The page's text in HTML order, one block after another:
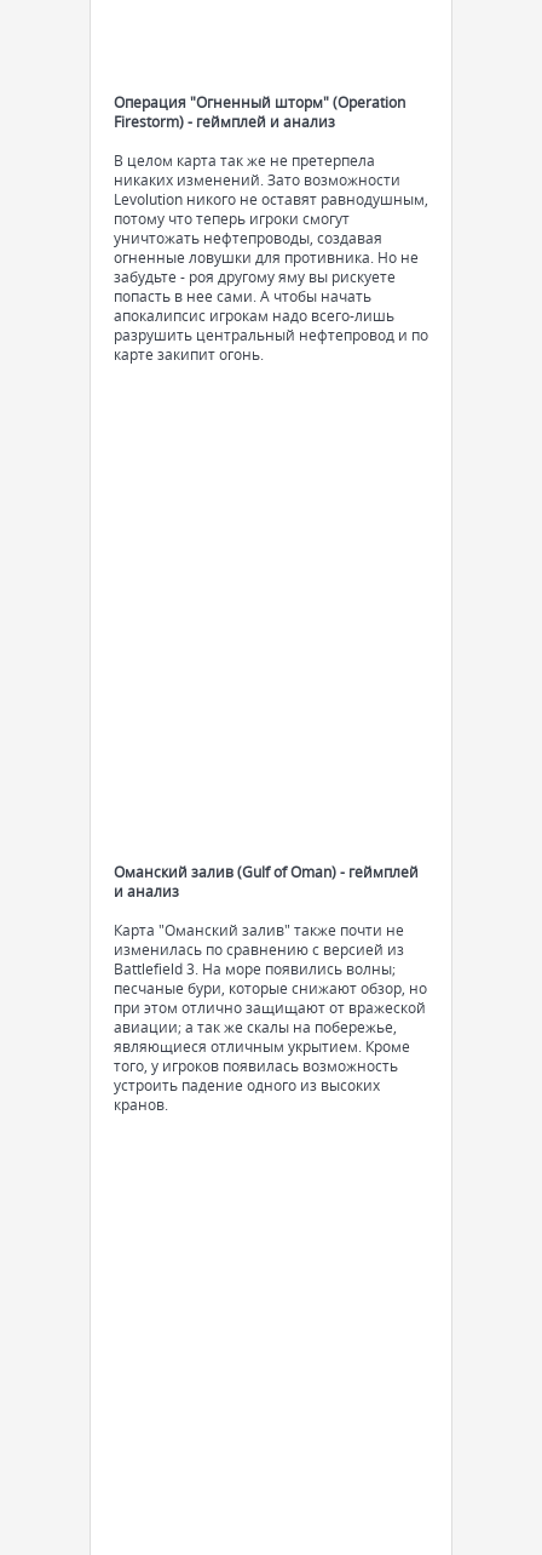
Операция "Огненный шторм" (Operation
Firestorm) - геймплей и анализ
В целом карта так же не претерпела
никаких изменений. Зато возможности
Levolution никого не оставят равнодушным,
потому что теперь игроки смогут
уничтожать нефтепроводы, создавая
огненные ловушки для противника. Но не
забудьте - роя другому яму вы рискуете
попасть в нее сами. А чтобы начать
апокалипсис игрокам надо всего-лишь
разрушить центральный нефтепровод и по
карте закипит огонь.
Оманский залив (Gulf of Oman) - геймплей
и анализ
Карта "Оманский залив" также почти не
изменилась по сравнению с версией из
Battlefield 3. На море появились волны;
песчаные бури, которые снижают обзор, но
при этом отлично защищают от вражеской
авиации; а так же скалы на побережье,
являющиеся отличным укрытием. Кроме
того, у игроков появилась возможность
устроить падение одного из высоких
кранов.